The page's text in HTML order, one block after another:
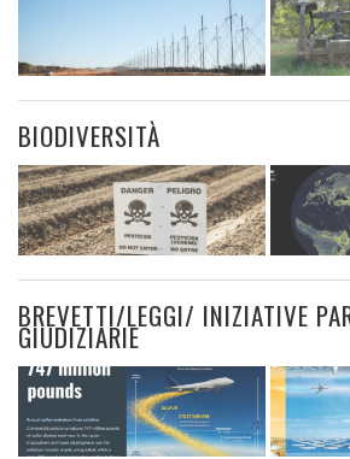
BIODIVERSITÀ
BREVETTI/LEGGI/ INIZIATIVE
GIUDIZIARIE